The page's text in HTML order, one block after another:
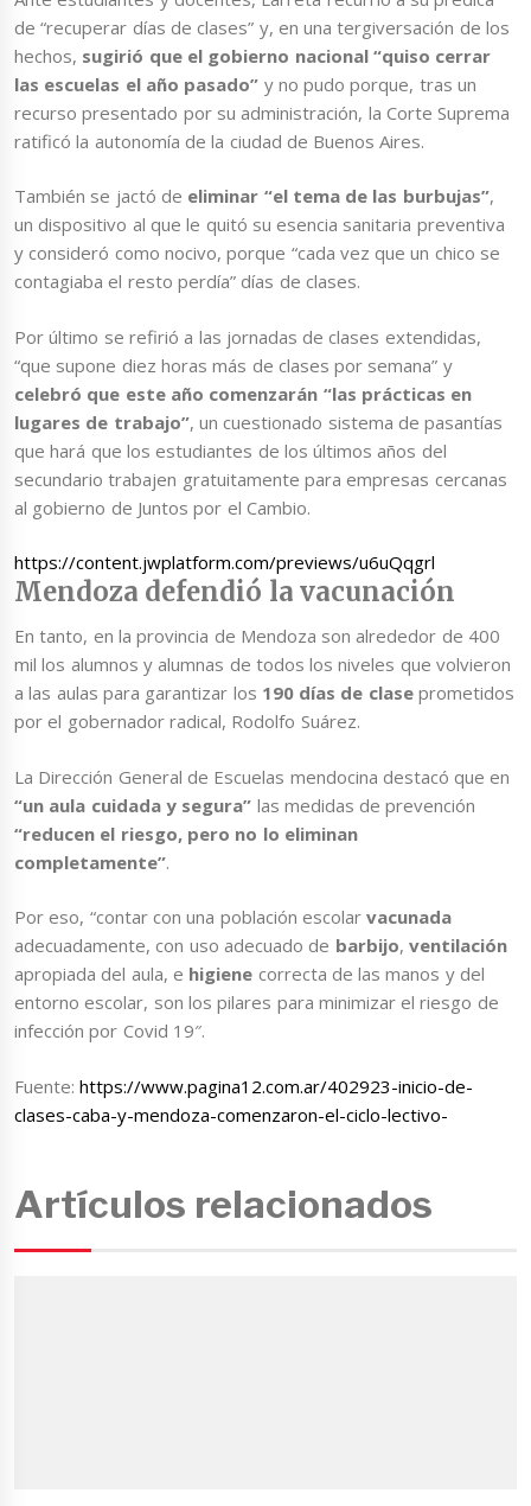
de “recuperar días de clases” y, en una tergiversación de los
hechos, sugirió que el gobierno nacional “quiso cerrar
las escuelas el año pasado” y no pudo porque, tras un
recurso presentado por su administración, la Corte Suprema
ratificó la autonomía de la ciudad de Buenos Aires.
También se jactó de eliminar “el tema de las burbujas”,
un dispositivo al que le quitó su esencia sanitaria preventiva
y consideró como nocivo, porque “cada vez que un chico se
contagiaba el resto perdía” días de clases.
Por último se refirió a las jornadas de clases extendidas,
“que supone diez horas más de clases por semana” y
celebró que este año comenzarán “las prácticas en
lugares de trabajo”, un cuestionado sistema de pasantías
que hará que los estudiantes de los últimos años del
secundario trabajen gratuitamente para empresas cercanas
al gobierno de Juntos por el Cambio.
https://content.jwplatform.com/previews/u6uQqgrl
Mendoza defendió la vacunación
En tanto, en la provincia de Mendoza son alrededor de 400
mil los alumnos y alumnas de todos los niveles que volvieron
a las aulas para garantizar los 190 días de claseprometidos
por el gobernador radical, Rodolfo Suárez.
La Dirección General de Escuelas mendocina destacó que en
“un aula cuidada y segura” las medidas de prevención
“reducen el riesgo, pero no lo eliminan
completamente”.
Por eso, “contar con una población escolarvacunada
adecuadamente, con uso adecuado de barbijo, ventilación
apropiada del aula, e higiene correcta de las manos y del
entorno escolar, son los pilares para minimizar el riesgo de
infección por Covid 19″.
Fuente:https://www.pagina12.com.ar/402923-inicio-de-
clases-caba-y-mendoza-comenzaron-el-ciclo-lectivo-
Artículos relacionados